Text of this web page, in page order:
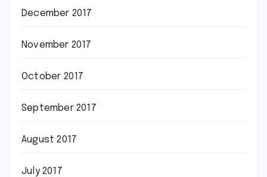
December 2017
November 2017
October 2017
September 2017
August 2017
July 2017